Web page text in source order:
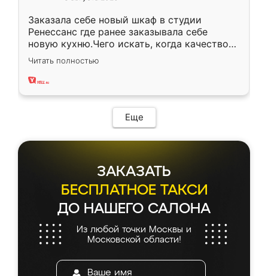
Заказала себе новый шкаф в студии
Ренессанс где ранее заказывала себе
новую кухню.Чего искать, когда качеством
вполне довольна. Служит кухня уже почти
два года, нареканий нет.
Читать полностью
Еще
ЗАКАЗАТЬ
БЕСПЛАТНОЕ ТАКСИ
ДО НАШЕГО САЛОНА
Из любой точки Москвы и
Московской области!